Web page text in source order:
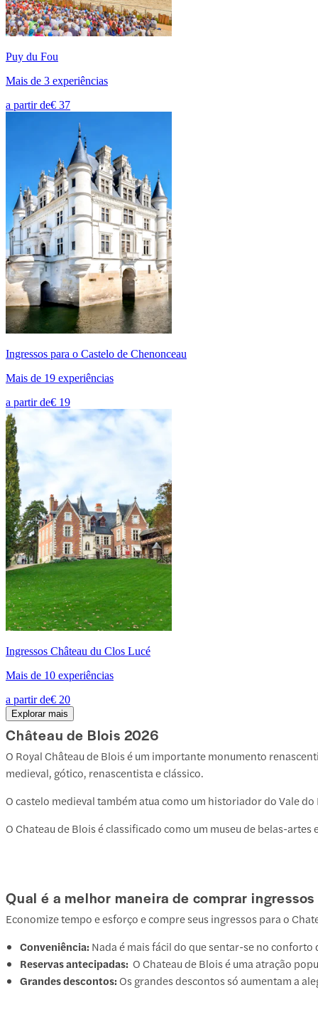
Puy du Fou
Mais de 3 experiências
a partir de€ 37
Ingressos para o Castelo de Chenonceau
Mais de 19 experiências
a partir de€ 19
Ingressos Château du Clos Lucé
Mais de 10 experiências
a partir de€ 20
Explorar mais
Château de Blois 2026
O Royal Château de Blois é um importante monumento
medieval, gótico, renascentista e clássico.
O castelo medieval também atua como um historiador do Vale
O Chateau de Blois é classificado como um museu de belas-
Qual é a melhor maneira de comprar
Economize tempo e esforço e compre seus ingressos para o
Conveniência: Nada é mais fácil do que sentar-se no
Reservas antecipadas: O Chateau de Blois é uma atração
Grandes descontos: Os grandes descontos só aumentam a